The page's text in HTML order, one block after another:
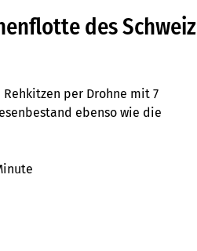
des
per Drohne mit 7
ebenso wie die